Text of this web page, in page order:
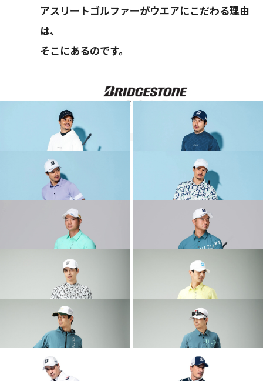
アスリートゴルファーがウエアにこだわる理由
は、
そこにあるのです。
その他のコーディネート
2026 SPRING & SUMMER WEAR
2026 SPRING & SUMMER WEAR
2026 SPRING & SUMMER WEAR
2026 SPRING & SUMMER WEAR
2026 SPRING & SUMMER WEAR
2026 SPRING & SUMMER WEAR
2026 SPRING & SUMMER WEAR
COLLECTION
2026 SPRING & SUMMER WEAR